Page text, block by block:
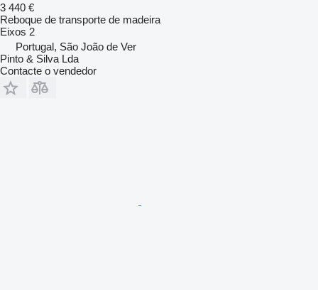
3 440 €
Reboque de transporte de madeira
Eixos 2
Portugal, São João de Ver
Pinto & Silva Lda
Contacte o vendedor